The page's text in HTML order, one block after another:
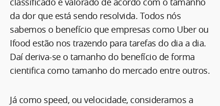
da dor que está sendo resolvida. Todos nós
sabemos o benefício que empresas como Uber ou
Ifood estão nos trazendo para tarefas do dia a dia.
Daí deriva-se o tamanho do benefício de forma
cientifica como tamanho do mercado entre outros.
Já como speed, ou velocidade, consideramos a